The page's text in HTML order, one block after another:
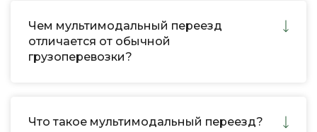
Чем мультимодальный переезд
отличается от обычной
грузоперевозки?
Что такое мультимодальный переезд?